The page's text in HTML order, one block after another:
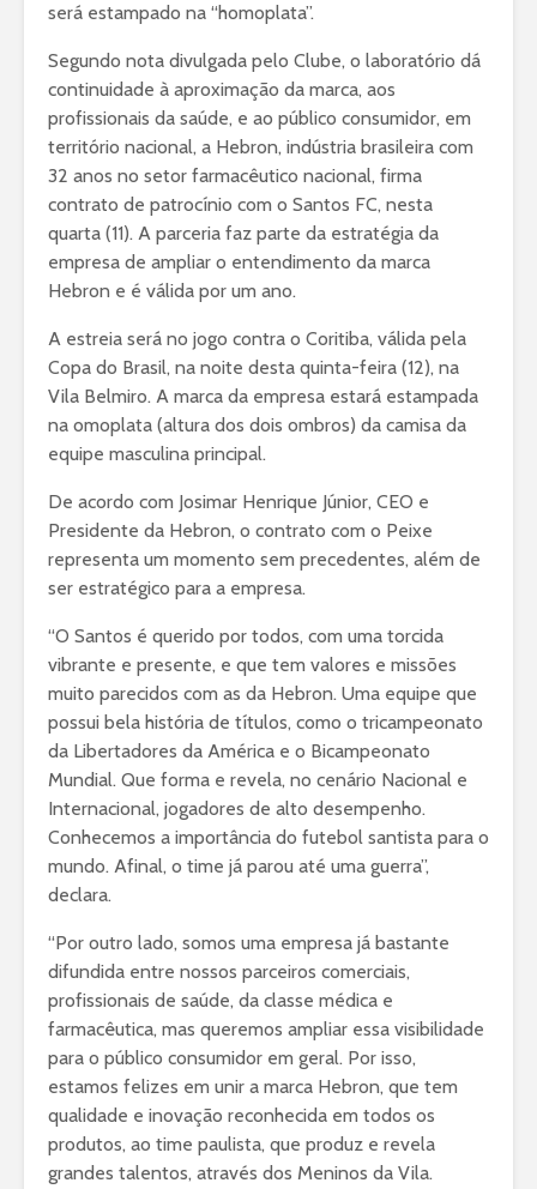
será estampado na “homoplata”.
Segundo nota divulgada pelo Clube, o laboratório dá
continuidade à aproximação da marca, aos
profissionais da saúde, e ao público consumidor, em
território nacional, a Hebron, indústria brasileira com
32 anos no setor farmacêutico nacional, firma
contrato de patrocínio com o Santos FC, nesta
quarta (11). A parceria faz parte da estratégia da
empresa de ampliar o entendimento da marca
Hebron e é válida por um ano.
A estreia será no jogo contra o Coritiba, válida pela
Copa do Brasil, na noite desta quinta-feira (12), na
Vila Belmiro. A marca da empresa estará estampada
na omoplata (altura dos dois ombros) da camisa da
equipe masculina principal.
De acordo com Josimar Henrique Júnior, CEO e
Presidente da Hebron, o contrato com o Peixe
representa um momento sem precedentes, além de
ser estratégico para a empresa.
“O Santos é querido por todos, com uma torcida
vibrante e presente, e que tem valores e missões
muito parecidos com as da Hebron. Uma equipe que
possui bela história de títulos, como o tricampeonato
da Libertadores da América e o Bicampeonato
Mundial. Que forma e revela, no cenário Nacional e
Internacional, jogadores de alto desempenho.
Conhecemos a importância do futebol santista para o
mundo. Afinal, o time já parou até uma guerra”,
declara.
“Por outro lado, somos uma empresa já bastante
difundida entre nossos parceiros comerciais,
profissionais de saúde, da classe médica e
farmacêutica, mas queremos ampliar essa visibilidade
para o público consumidor em geral. Por isso,
estamos felizes em unir a marca Hebron, que tem
qualidade e inovação reconhecida em todos os
produtos, ao time paulista, que produz e revela
grandes talentos, através dos Meninos da Vila.